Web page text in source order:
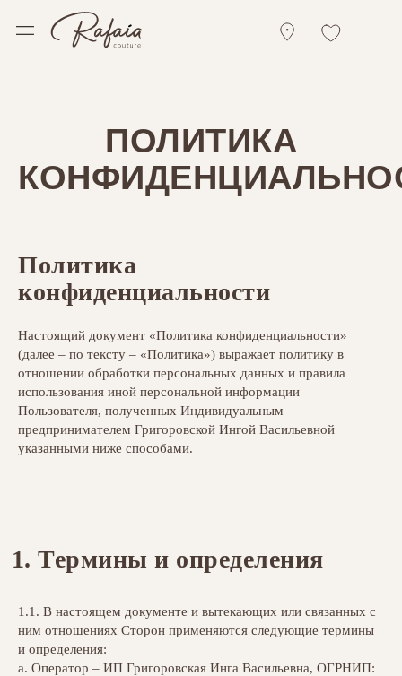
ПОЛИТИКА
Политика
конфиденциальности
Настоящий документ «Политика конфиденциальности»
(далее – по тексту – «Политика») выражает политику в
отношении обработки персональных данных и правила
использования иной персональной информации
Пользователя, полученных Индивидуальным
предпринимателем Григоровской Ингой Васильевной
указанными ниже способами.
Термины и определения
1.1. В настоящем документе и вытекающих или связанных с
ним отношениях Сторон применяются следующие термины
и определения:
a. Оператор – ИП Григоровская Инга Васильевна, ОГРНИП: